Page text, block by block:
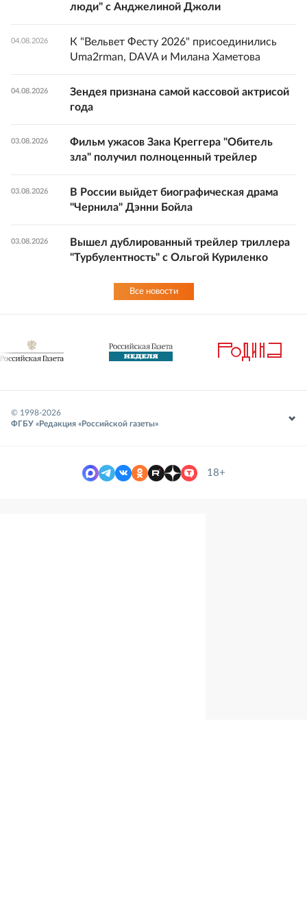
люди" с Анджелиной Джоли
04.08.2026
К "Вельвет Фесту 2026" присоединились
Uma2rman, DAVA и Милана Хаметова
04.08.2026
Зендея признана самой кассовой актрисой
года
03.08.2026
Фильм ужасов Зака Креггера "Обитель
зла" получил полноценный трейлер
03.08.2026
В России выйдет биографическая драма
"Чернила" Дэнни Бойла
03.08.2026
Вышел дублированный трейлер триллера
"Турбулентность" с Ольгой Куриленко
Все новости
© 1998-2026
ФГБУ «Редакция «Российской газеты»
18+